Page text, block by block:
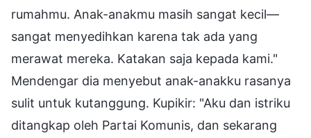
rumahmu. Anak-anakmu masih sangat kecil—
sangat menyedihkan karena tak ada yang
merawat mereka. Katakan saja kepada kami."
Mendengar dia menyebut anak-anakku rasanya
sulit untuk kutanggung. Kupikir: "Aku dan istriku
ditangkap oleh Partai Komunis, dan sekarang